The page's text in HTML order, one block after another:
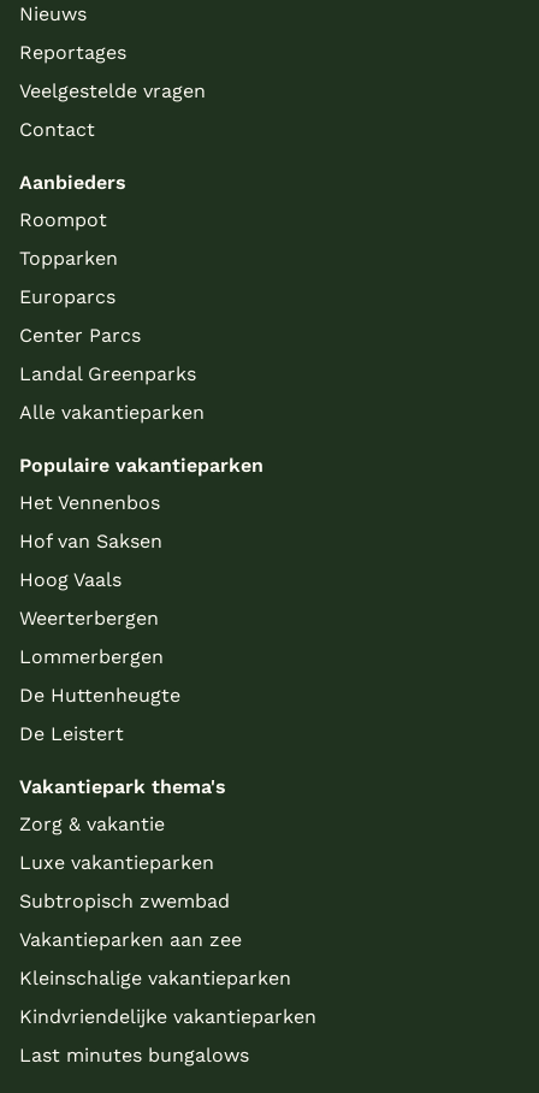
Nieuws
Reportages
Veelgestelde vragen
Contact
Aanbieders
Roompot
Topparken
Europarcs
Center Parcs
Landal Greenparks
Alle vakantieparken
Populaire vakantieparken
Het Vennenbos
Hof van Saksen
Hoog Vaals
Weerterbergen
Lommerbergen
De Huttenheugte
De Leistert
Vakantiepark thema's
Zorg & vakantie
Luxe vakantieparken
Subtropisch zwembad
Vakantieparken aan zee
Kleinschalige vakantieparken
Kindvriendelijke vakantieparken
Last minutes bungalows